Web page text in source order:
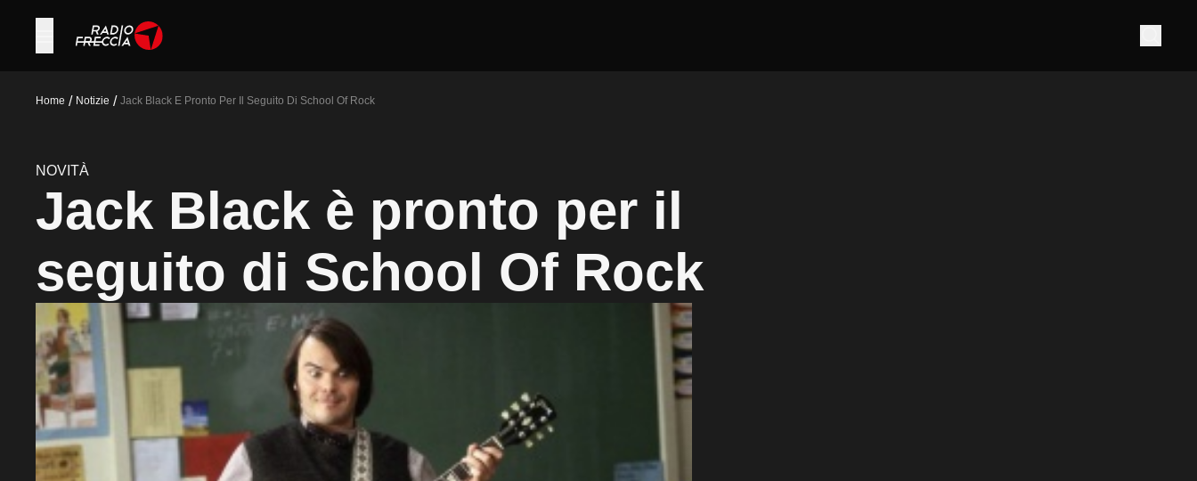
Home / Notizie / Jack Black E Pronto Per Il Seguito Di School Of Rock
NOVITÀ
Jack Black è pronto per il
seguito di School Of Rock